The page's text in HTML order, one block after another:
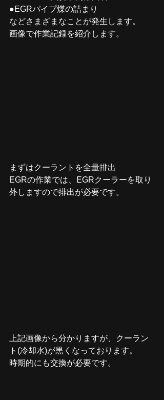
●EGRパイプ煤の詰まり
などさまざまなことが発生します。
画像で作業記録を紹介します。
まずはクーラントを全量排出
EGRの作業では、EGRクーラーを取り
外しますので排出が必要です。
上記画像から分かりますが、クーラン
ト(冷却水)が黒くなっております。
時期的にも交換が必要です。